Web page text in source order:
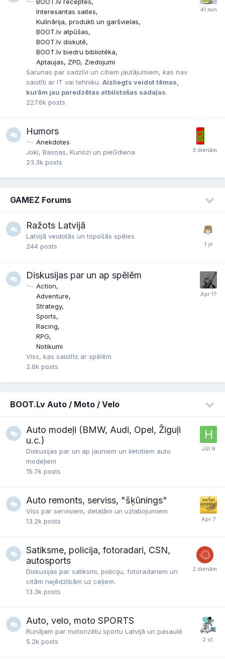
Interesantas saites
Kulinārija, produkti un garšvielas
BOOT.lv atpūšas
BOOT.lv diskutē
BOOT.lv biedru bibliotēka
Aptaujas, ZPD, Ziedojumi
Sarunas par sadzīvi un citiem jautājumiem, kas nav
saistīti ar IT vai tehniku. Aizliegts veidot tēmas,
kurām jau paredzētas atbilstošas sadaļas.
227.6k posts
Humors
Anekdotes
Joki, Basņas, Kuriozi un pieGdiena
23.3k posts
GAMEZ Forums
Ražots Latvijā
Latvijā veidotās un topošās spēles
244 posts
Diskusijas par un ap spēlēm
Action
Adventure
Strategy
Sports
Racing
RPG
Notikumi
Viss, kas saistīts ar spēlēm
2.6k posts
BOOT.Lv Auto / Moto / Velo
Auto modeļi (BMW, Audi, Opel, Žiguļi
u.c.)
Diskusijas par un ap jauniem un lietotiem auto
modeļiem
15.7k posts
Auto remonts, serviss, "šķūnings"
Viss par servisiem, detaļām un uzlabojumiem
13.2k posts
Satiksme, policija, fotoradari, CSN,
autosports
Diskusijas par satiksmi, policiju, fotoradariem un
citām nejēdzībām uz ceļiem.
13.3k posts
Auto, velo, moto SPORTS
Runājam par motorizētu sportu Latvijā un pasaulē
5.2k posts